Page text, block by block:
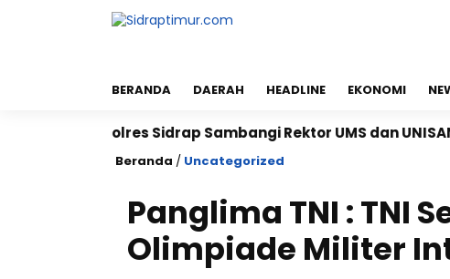
BERANDA DAERAH HEADLINE EKONOMI
Kapolres Sidrap Sambangi Rektor UMS dan UNISAN,
Beranda / Uncategorized
Panglima TNI : TNI
Olimpiade Militer